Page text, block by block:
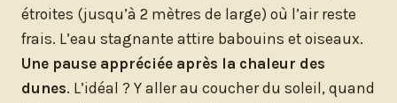
étroites (jusqu’à 2 mètres de large) où l’air reste
frais. L’eau stagnante attire babouins et oiseaux.
Une pause appréciée après la chaleur des
dunes. L’idéal ? Y aller au coucher du soleil, quand